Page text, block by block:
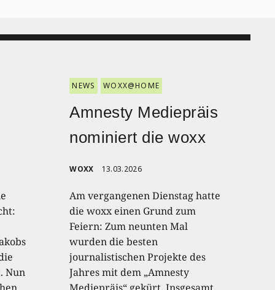
Nun
NEWS WOXX@HOME
Amnesty Mediepräis
nominiert die woxx
WOXX 13.03.2026
Am vergangenen Dienstag hatte
die woxx einen Grund zum
Feiern: Zum neunten Mal
wurden die besten
journalistischen Projekte des
Jahres mit dem „Amnesty